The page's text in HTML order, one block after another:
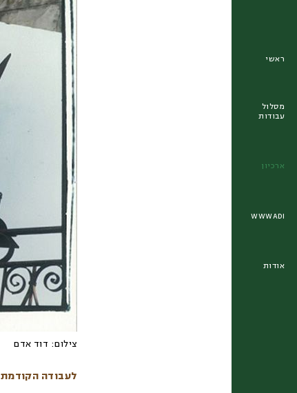
ראשי
מסלול
עבודות
ארכיון
WWWADI
אודות
צילום: דוד אדם
לעבודה הקודמת